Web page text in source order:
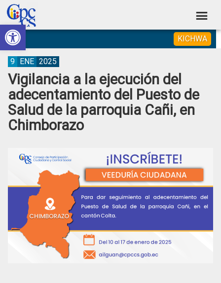
Abrir barra de herramientas
Skip
to
primary
navigation
Skip
to
main
content
Skip
to
primary
sidebar
Skip
to
footer
Consejo
de
Participación
Ciudadana
Control
Social
Construyendo
Poder
Ciudadano
KICHWA
Vigilancia a la ejecución del
adecentamiento del Puesto de
Salud de la parroquia Cañi, en
Chimborazo
9 ENE 2025